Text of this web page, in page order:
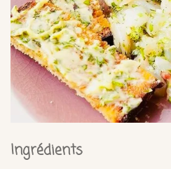
Ingrédients